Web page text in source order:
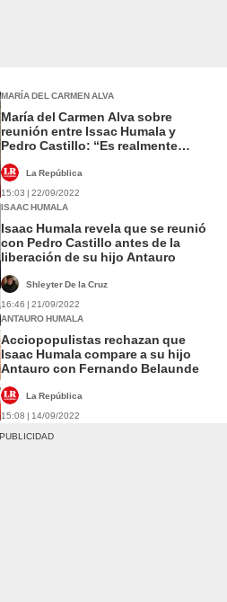
MARÍA DEL CARMEN ALVA
María del Carmen Alva sobre
reunión entre Issac Humala y
Pedro Castillo: “Es realmente
La República
15:03 | 22/09/2022
ISAAC HUMALA
Isaac Humala revela que se reunió
con Pedro Castillo antes de la
liberación de su hijo Antauro
Shleyter De la Cruz
16:46 | 21/09/2022
ANTAURO HUMALA
Acciopopulistas rechazan que
Isaac Humala compare a su hijo
Antauro con Fernando Belaunde
La República
15:08 | 14/09/2022